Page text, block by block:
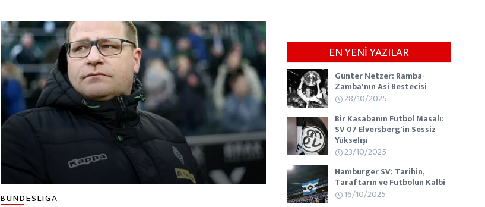
BUNDESLIGA
EN YENİ YAZILAR
Günter Netzer: Ramba-
Zamba'nın Asi Bestecisi
28/10/2025
Bir Kasabanın Futbol Masalı:
SV 07 Elversberg'in Sessiz
Yükselişi
23/10/2025
Hamburger SV: Tarihin,
Taraftarın ve Futbolun Kalbi
16/10/2025